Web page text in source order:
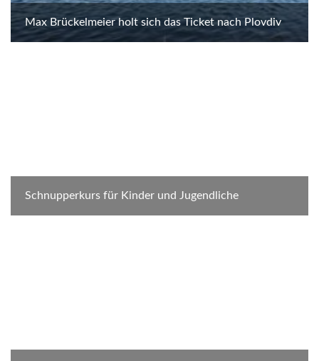
Max Brückelmeier holt sich das Ticket nach Plovdiv
Schnupperkurs für Kinder und Jugendliche